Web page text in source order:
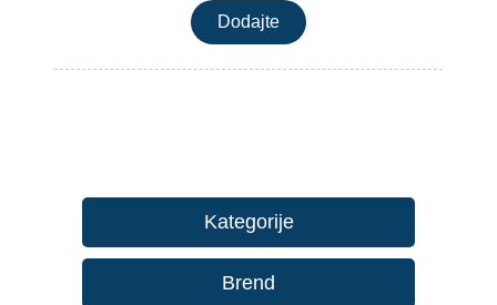
Kategorije
Brend